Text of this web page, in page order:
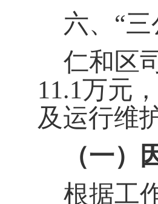
六、 “
仁和区
11.1万元
及运行维
（一）
根据工